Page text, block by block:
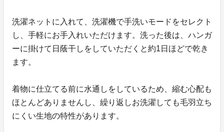
洗濯ネットに入れて、洗濯機で手洗いモードをセレクト
し、手軽にお手入れいただけます。洗った後は、ハンガ
ーに掛けて日蔭干しをしていただくと約1日ほどで乾き
ます。
着物に仕立てる前に水通しをしているため、縮む心配も
ほとんどありませんし、繰り返しお洗濯しても毛羽立ち
にくい生地の特性があります。